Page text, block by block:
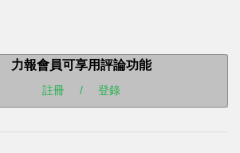
力報會員可享用評論功能
註冊 / 登錄